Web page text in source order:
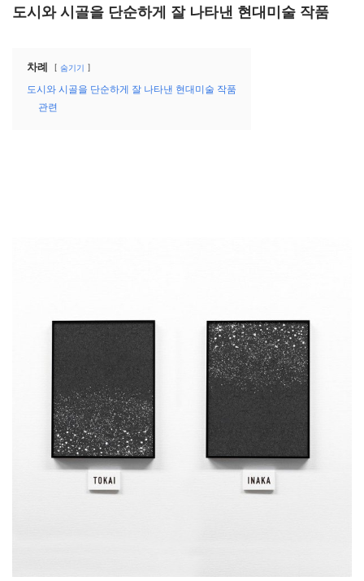
도시와 시골을 단순하게 잘 나타낸 현대미술 작품
차례 숨기기
도시와 시골을 단순하게 잘 나타낸 현대미술 작품
관련